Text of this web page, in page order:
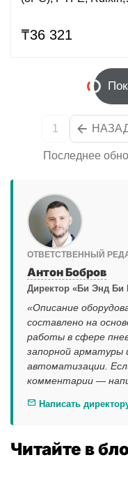
₸36 321
1
Последнее
ОТВЕТСТВЕННЫЙ
Антон Бобров
Директор «Би Энд Би
«Описание
составлено на
работы в сфере
запорной арматуры
автоматизации.
комментарии —
Написать
Читайте в